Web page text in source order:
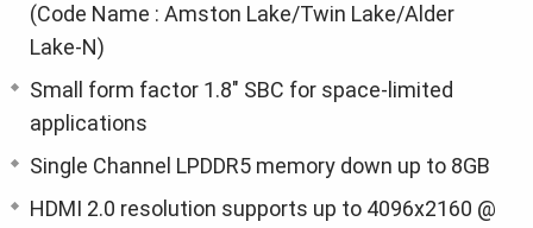
(Code Name : Amston Lake/Twin Lake/Alder
Lake-N)
Small form factor 1.8" SBC for space-limited
applications
Single Channel LPDDR5 memory down up to 8GB
HDMI 2.0 resolution supports up to 4096x2160 @